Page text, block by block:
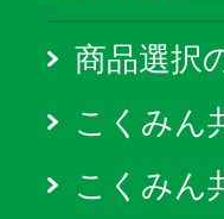
商品選択
こくみん
こくみん